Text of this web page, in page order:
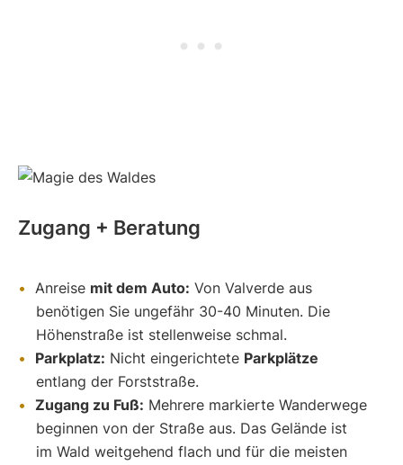
Zugang + Beratung
Anreise mit dem Auto: Von Valverde aus
benötigen Sie ungefähr 30-40 Minuten. Die
Höhenstraße ist stellenweise schmal.
Parkplatz: Nicht eingerichtete Parkplätze
entlang der Forststraße.
Zugang zu Fuß: Mehrere markierte Wanderwege
beginnen von der Straße aus. Das Gelände ist
im Wald weitgehend flach und für die meisten